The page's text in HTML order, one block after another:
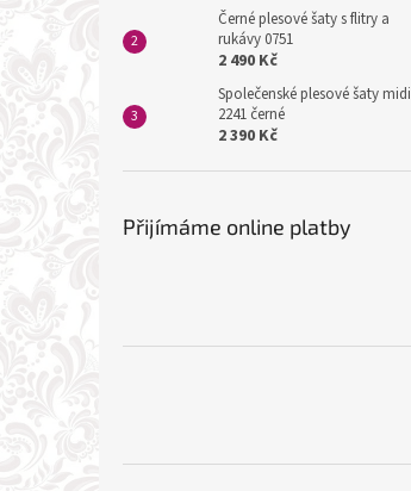
Černé plesové šaty s flitry a
rukávy 0751
2 490 Kč
Společenské plesové šaty midi
2241 černé
2 390 Kč
Přijímáme online platby